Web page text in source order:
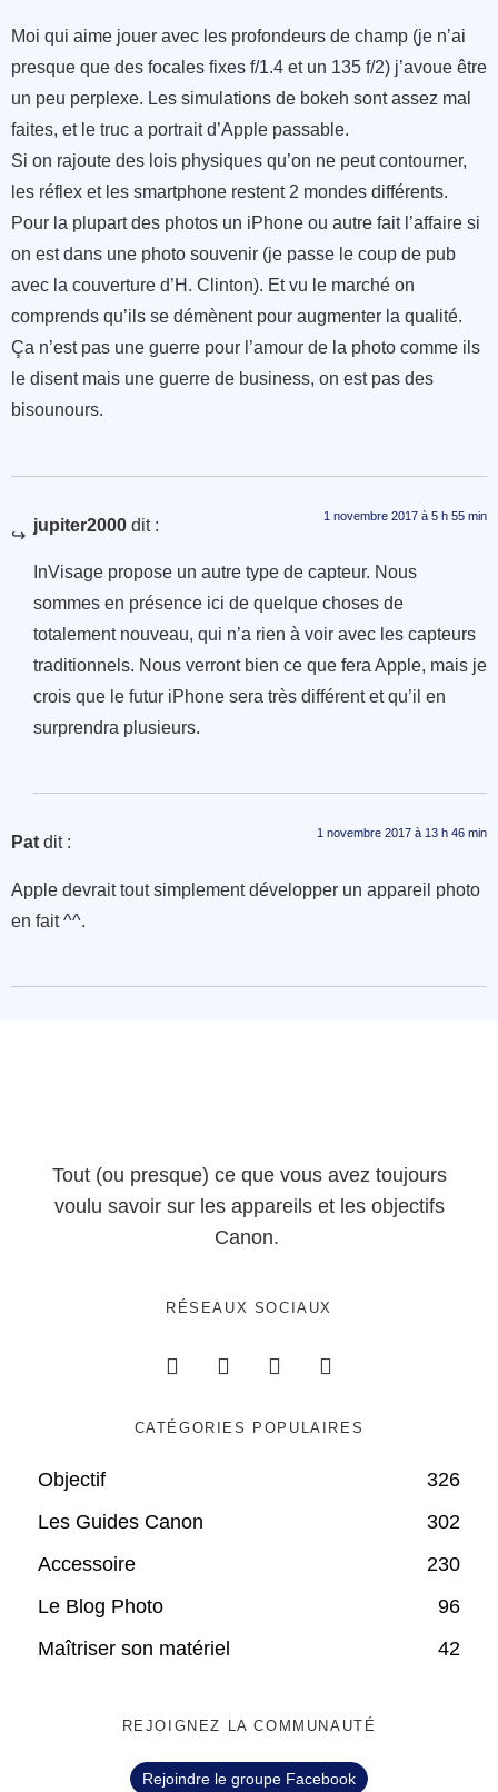
Moi qui aime jouer avec les profondeurs de champ (je n’ai
presque que des focales fixes f/1.4 et un 135 f/2) j’avoue être
un peu perplexe. Les simulations de bokeh sont assez mal
faites, et le truc a portrait d’Apple passable.
Si on rajoute des lois physiques qu’on ne peut contourner,
les réflex et les smartphone restent 2 mondes différents.
Pour la plupart des photos un iPhone ou autre fait l’affaire si
on est dans une photo souvenir (je passe le coup de pub
avec la couverture d’H. Clinton). Et vu le marché on
comprends qu’ils se démènent pour augmenter la qualité.
Ça n’est pas une guerre pour l’amour de la photo comme ils
le disent mais une guerre de business, on est pas des
bisounours.
jupiter2000 dit : 1 novembre 2017 à 5 h 55 min
InVisage propose un autre type de capteur. Nous
sommes en présence ici de quelque choses de
totalement nouveau, qui n’a rien à voir avec les capteurs
traditionnels. Nous verront bien ce que fera Apple, mais je
crois que le futur iPhone sera très différent et qu’il en
surprendra plusieurs.
Pat dit : 1 novembre 2017 à 13 h 46 min
Apple devrait tout simplement développer un appareil photo
en fait ^^.
Tout (ou presque) ce que vous avez toujours
voulu savoir sur les appareils et les objectifs
Canon.
RÉSEAUX SOCIAUX
CATÉGORIES POPULAIRES
Objectif
326
Les Guides Canon
302
Accessoire
230
Le Blog Photo
96
Maîtriser son matériel
42
REJOIGNEZ LA COMMUNAUTÉ
Rejoindre le groupe Facebook